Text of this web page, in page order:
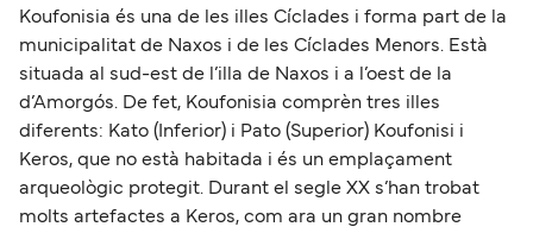
Koufonisia és una de les illes Cíclades i forma part de la
municipalitat de Naxos i de les Cíclades Menors. Està
situada al sud-est de l’illa de Naxos i a l’oest de la
d’Amorgós. De fet, Koufonisia comprèn tres illes
diferents: Kato (Inferior) i Pato (Superior) Koufonisi i
Keros, que no està habitada i és un emplaçament
arqueològic protegit. Durant el segle XX s’han trobat
molts artefactes a Keros, com ara un gran nombre